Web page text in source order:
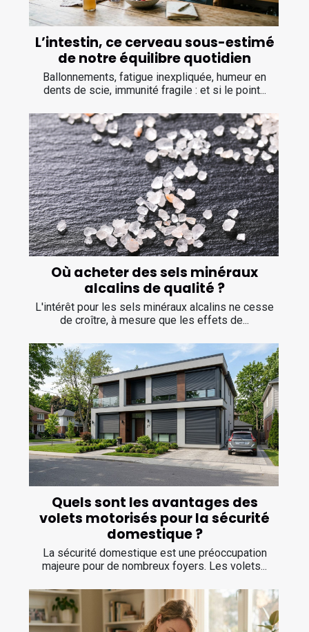
L’intestin, ce cerveau sous-estimé
de notre équilibre quotidien
Ballonnements, fatigue inexpliquée, humeur en
dents de scie, immunité fragile : et si le point...
Où acheter des sels minéraux
alcalins de qualité ?
L'intérêt pour les sels minéraux alcalins ne cesse
de croître, à mesure que les effets de...
Quels sont les avantages des
volets motorisés pour la sécurité
domestique ?
La sécurité domestique est une préoccupation
majeure pour de nombreux foyers. Les volets...